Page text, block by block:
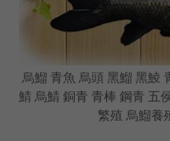
烏鰡 青魚 烏頭 黑鰡 黑鯪
鯖 烏鯖 銅青 青棒 鋼青 五
繁殖 烏鰡養